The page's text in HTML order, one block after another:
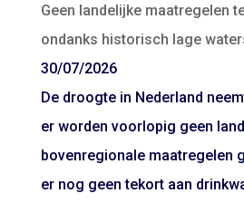
Geen landelijke maatregelen
ondanks historisch lage
30/07/2026
De droogte in Nederland
er worden voorlopig geen
bovenregionale maatregelen
er nog geen tekort aan